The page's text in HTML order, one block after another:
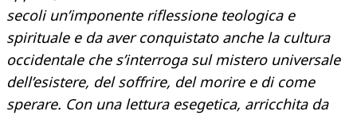
secoli un’imponente riflessione teologica e
spirituale e da aver conquistato anche la cultura
occidentale che s’interroga sul mistero universale
dell’esistere, del soffrire, del morire e di come
sperare. Con una lettura esegetica, arricchita da